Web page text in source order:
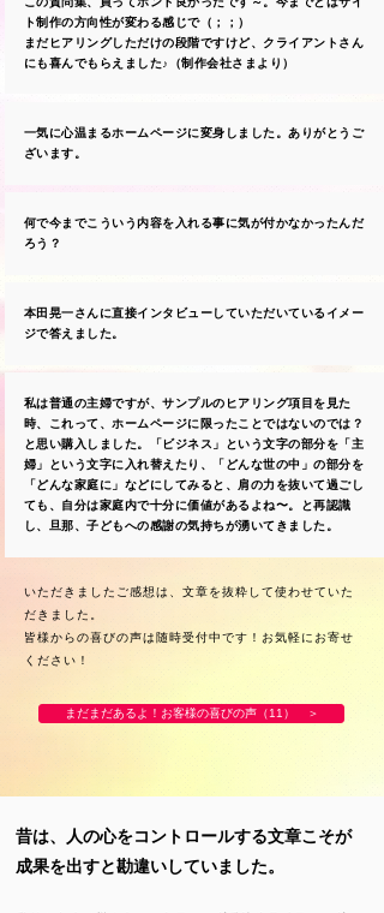
ト制作の方向性が変わる感じで（；；）
まだヒアリングしただけの段階ですけど、クライアントさん
にも喜んでもらえました♪（制作会社さまより）
一気に心温まるホームページに変身しました。ありがとうご
ざいます。
何で今までこういう内容を入れる事に気が付かなかったんだ
ろう？
本田晃一さんに直接インタビューしていただいているイメー
ジで答えました。
私は普通の主婦ですが、サンプルのヒアリング項目を見た
時、これって、ホームページに限ったことではないのでは？
と思い購入しました。「ビジネス」という文字の部分を「主
婦」という文字に入れ替えたり、「どんな世の中」の部分を
「どんな家庭に」などにしてみると、肩の力を抜いて過ごし
ても、自分は家庭内で十分に価値があるよね〜。と再認識
し、旦那、子どもへの感謝の気持ちが湧いてきました。
いただきましたご感想は、文章を抜粋して使わせていた
だきました。
​皆様からの喜びの声は随時受付中です！お気軽にお寄せ
ください！
まだまだあるよ！お客様の喜びの声（11） ＞
昔は、人の心をコントロールする文章こそが
​成果を出すと勘違いしていました。